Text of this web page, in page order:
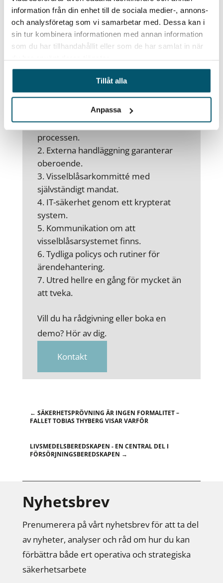
information från din enhet till de sociala medier-, annons-
och analysföretag som vi samarbetar med. Dessa kan i
sin tur kombinera informationen med annan information
som du har tillhandahållit eller som de har samlat in när
Tillåt alla
Anpassa
rapporteringen. Arbetsgivaren får inte
hindra rapportering eller vidta
repressalier.
Krav på ett bra
visselblåsarsystem
Total anonymitet genom hela
processen.
Externa handläggning garanterar
oberoende.
Visselblåsarkommitté med
självständigt mandat.
IT-säkerhet genom ett krypterat
system.
Kommunikation om att
visselblåsarsystemet finns.
Tydliga policys och rutiner för
ärendehantering.
Utred hellre en gång för mycket än
att tveka.
Vill du ha rådgivning eller boka en
demo? Hör av dig.
Kontakt
← SÄKERHETSPRÖVNING ÄR INGEN FORMALITET –
FALLET TOBIAS THYBERG VISAR VARFÖR
LIVSMEDELSBEREDSKAPEN - EN CENTRAL DEL I
FÖRSÖRJNINGSBEREDSKAPEN →
Nyhetsbrev
Prenumerera på vårt nyhetsbrev för att ta del
av nyheter, analyser och råd om hur du kan
förbättra både ert operativa och strategiska
säkerhetsarbete